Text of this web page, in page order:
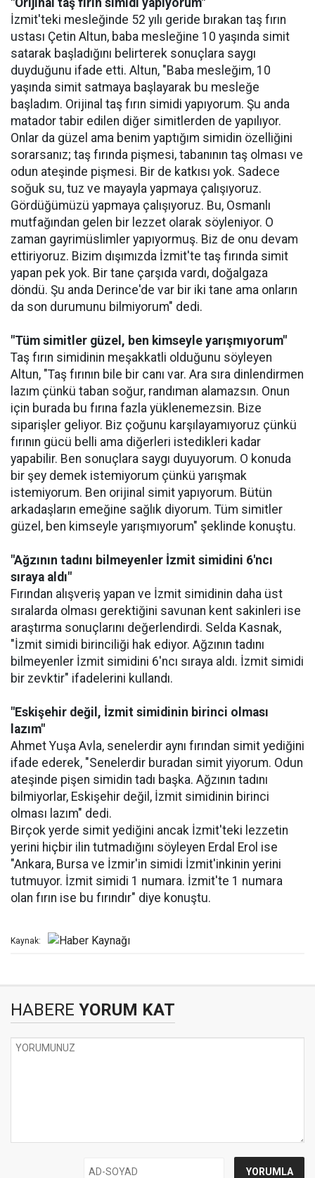
"Orijinal taş fırın simidi yapıyorum"
İzmit'teki mesleğinde 52 yılı geride bırakan taş fırın
ustası Çetin Altun, baba mesleğine 10 yaşında simit
satarak başladığını belirterek sonuçlara saygı
duyduğunu ifade etti. Altun, "Baba mesleğim, 10
yaşında simit satmaya başlayarak bu mesleğe
başladım. Orijinal taş fırın simidi yapıyorum. Şu anda
matador tabir edilen diğer simitlerden de yapılıyor.
Onlar da güzel ama benim yaptığım simidin özelliğini
sorarsanız; taş fırında pişmesi, tabanının taş olması ve
odun ateşinde pişmesi. Bir de katkısı yok. Sadece
soğuk su, tuz ve mayayla yapmaya çalışıyoruz.
Gördüğümüzü yapmaya çalışıyoruz. Bu, Osmanlı
mutfağından gelen bir lezzet olarak söyleniyor. O
zaman gayrimüslimler yapıyormuş. Biz de onu devam
ettiriyoruz. Bizim dışımızda İzmit'te taş fırında simit
yapan pek yok. Bir tane çarşıda vardı, doğalgaza
döndü. Şu anda Derince'de var bir iki tane ama onların
da son durumunu bilmiyorum" dedi.
"Tüm simitler güzel, ben kimseyle yarışmıyorum"
Taş fırın simidinin meşakkatli olduğunu söyleyen
Altun, "Taş fırının bile bir canı var. Ara sıra dinlendirmen
lazım çünkü taban soğur, randıman alamazsın. Onun
için burada bu fırına fazla yüklenemezsin. Bize
siparişler geliyor. Biz çoğunu karşılayamıyoruz çünkü
fırının gücü belli ama diğerleri istedikleri kadar
yapabilir. Ben sonuçlara saygı duyuyorum. O konuda
bir şey demek istemiyorum çünkü yarışmak
istemiyorum. Ben orijinal simit yapıyorum. Bütün
arkadaşların emeğine sağlık diyorum. Tüm simitler
güzel, ben kimseyle yarışmıyorum" şeklinde konuştu.
"Ağzının tadını bilmeyenler İzmit simidini 6'ncı
sıraya aldı"
Fırından alışveriş yapan ve İzmit simidinin daha üst
sıralarda olması gerektiğini savunan kent sakinleri ise
araştırma sonuçlarını değerlendirdi. Selda Kasnak,
"İzmit simidi birinciliği hak ediyor. Ağzının tadını
bilmeyenler İzmit simidini 6'ncı sıraya aldı. İzmit simidi
bir zevktir" ifadelerini kullandı.
"Eskişehir değil, İzmit simidinin birinci olması
lazım"
Ahmet Yuşa Avla, senelerdir aynı fırından simit yediğini
ifade ederek, "Senelerdir buradan simit yiyorum. Odun
ateşinde pişen simidin tadı başka. Ağzının tadını
bilmiyorlar, Eskişehir değil, İzmit simidinin birinci
olması lazım" dedi.
Birçok yerde simit yediğini ancak İzmit'teki lezzetin
yerini hiçbir ilin tutmadığını söyleyen Erdal Erol ise
"Ankara, Bursa ve İzmir'in simidi İzmit'inkinin yerini
tutmuyor. İzmit simidi 1 numara. İzmit'te 1 numara
olan fırın ise bu fırındır" diye konuştu.
Kaynak:
HABERE YORUM KAT